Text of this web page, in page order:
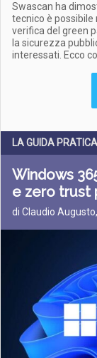
Swascan ha
tecnico è possibile
verifica del green
la sicurezza
interessati. Ecco
LA GUIDA PRATICA
Windows
e zero trust
di Claudio